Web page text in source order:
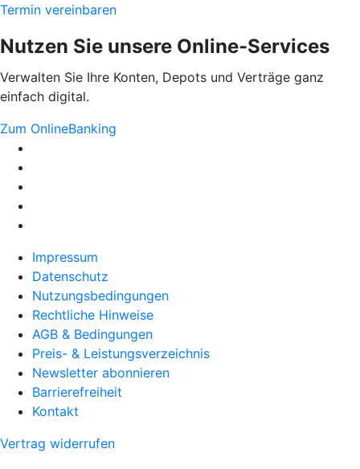
Termin vereinbaren
Nutzen Sie unsere Online-Services
Verwalten Sie Ihre Konten, Depots und Verträge ganz
einfach digital.
Zum OnlineBanking
Impressum
Datenschutz
Nutzungsbedingungen
Rechtliche Hinweise
AGB & Bedingungen
Preis- & Leistungsverzeichnis
Newsletter abonnieren
Barrierefreiheit
Kontakt
Vertrag widerrufen